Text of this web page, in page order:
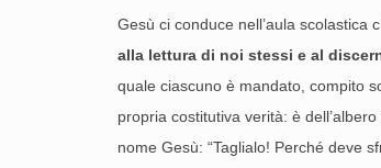
Gesù ci conduce nell’aula scolastica
alla lettura di noi stessi e al
quale ciascuno è mandato, compito
propria costitutiva verità: è
nome Gesù: “Taglialo! Perché deve